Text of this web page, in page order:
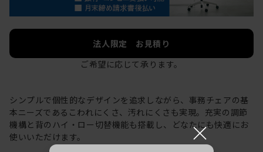
法人限定 お見積り
ご希望に応じて承ります。
シンプルで個性的なデザインを追求しながら、事務チェアの基
本ニーズであるこわれにくさ、汚れにくさも実現。充実の調節
機構と背のハイ・ロー切替機能も搭載し、どなたにも快適にお
使いいただけます。
×